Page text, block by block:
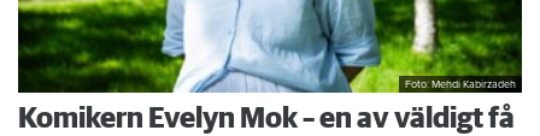
Foto: Mehdi Kabirzadeh
Komikern Evelyn Mok – en av väldigt få